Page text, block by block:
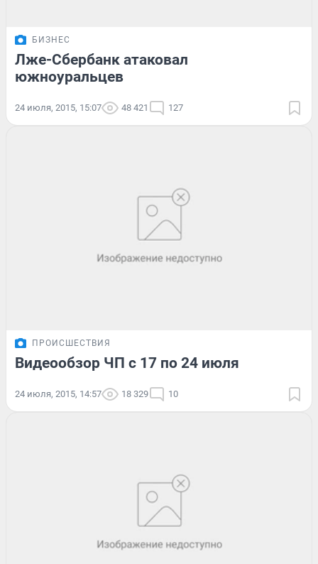
БИЗНЕС
Лже-Сбербанк атаковал
южноуральцев
24 июля, 2015, 15:07 48 421 127
ПРОИСШЕСТВИЯ
Видеообзор ЧП с 17 по 24 июля
24 июля, 2015, 14:57 18 329 10